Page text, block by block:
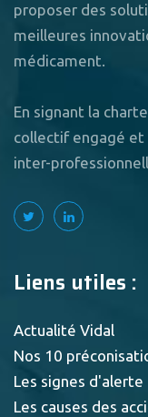
proposer des
meilleures
médicament.
En signant la
collectif engagé et
inter-
Liens utiles :
Actualité Vidal
Nos 10
Les signes d'alerte
Les causes des